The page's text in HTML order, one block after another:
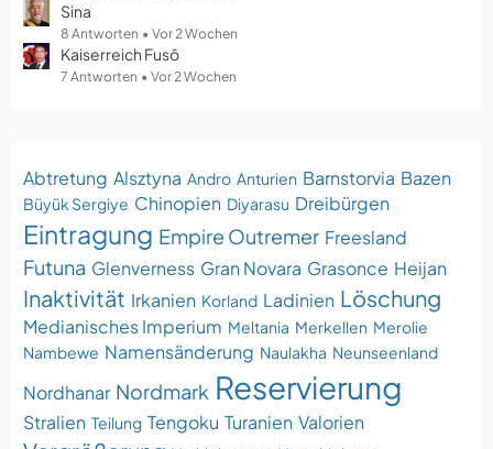
Sina
8 Antworten Vor 2 Wochen
Kaiserreich Fusō
7 Antworten Vor 2 Wochen
Abtretung Alsztyna Andro Anturien Barnstorvia Bazen
Büyük Sergiye Chinopien Diyarasu Dreibürgen
Eintragung Empire Outremer Freesland
Futuna Glenverness Gran Novara Grasonce Heijan
Inaktivität Irkanien Korland Ladinien Löschung
Medianisches Imperium Meltania Merkellen Merolie
Nambewe Namensänderung Naulakha Neunseenland
Nordhanar Nordmark Reservierung
Stralien Teilung Tengoku Turanien Valorien